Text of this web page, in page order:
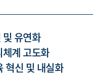
유연화
계 고도화
혁신 및 내실화